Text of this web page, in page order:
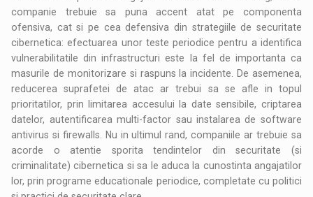
companie trebuie sa puna accent atat pe componenta
ofensiva, cat si pe cea defensiva din strategiile de securitate
cibernetica: efectuarea unor teste periodice pentru a identifica
vulnerabilitatile din infrastructuri este la fel de importanta ca
masurile de monitorizare si raspuns la incidente. De asemenea,
reducerea suprafetei de atac ar trebui sa se afle in topul
prioritatilor, prin limitarea accesului la date sensibile, criptarea
datelor, autentificarea multi-factor sau instalarea de software
antivirus si firewalls. Nu in ultimul rand, companiile ar trebuie sa
acorde o atentie sporita tendintelor din securitate (si
criminalitate) cibernetica si sa le aduca la cunostinta angajatilor
lor, prin programe educationale periodice, completate cu politici